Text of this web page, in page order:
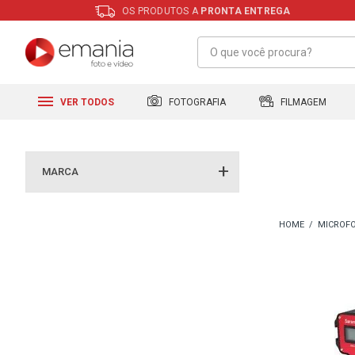
OS PRODUTOS A PRONTA ENTREGA
VER TODOS FOTOGRAFIA FILMAGEM
MARCA